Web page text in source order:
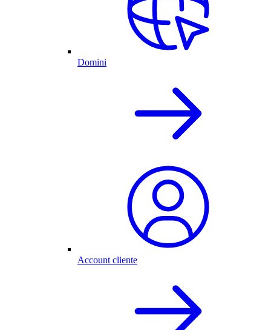
Domini
Account cliente